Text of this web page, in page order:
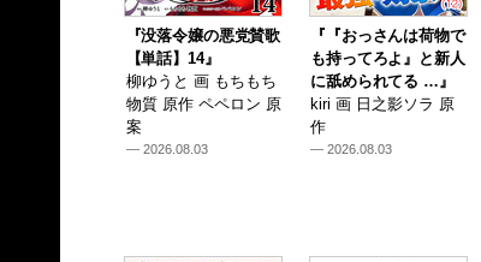
『没落令嬢の悪党賛歌
【単話】14』
柳ゆうと 画 もちもち
物質 原作 ペペロン 原
案
— 2026.08.03
『『おっさんは荷物で
も持ってろよ』と新人
に舐められてる …』
kiri 画 日之影ソラ 原
作
— 2026.08.03